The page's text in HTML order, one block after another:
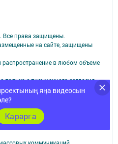
яңа видеосын
Карарга
Все права защищены.
на сайте, защищены
распространение в любом объеме
с письменного согласия
агентства по печати и массовым
службой по надзору в сфере